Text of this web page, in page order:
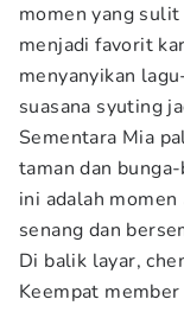
momen yang
menjadi favorit
menyanyikan
suasana syuting
Sementara Mia
taman dan
ini adalah momen
senang dan
Di balik layar,
Keempat